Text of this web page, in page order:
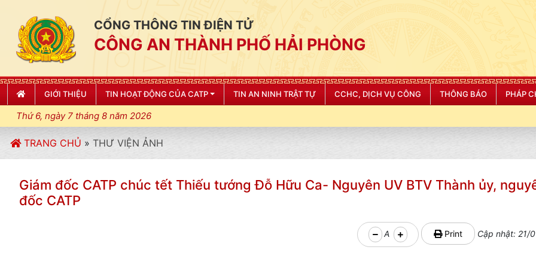
CỔNG THÔNG TIN ĐIỆN TỬ
CÔNG AN THÀNH PHỐ HẢI PHÒNG
GIỚI THIỆU TIN HOẠT ĐỘNG CỦA CATP TIN AN NINH TRẬT TỰ CCHC, DỊCH VỤ CÔNG THÔNG BÁO PHÁP
Thứ 6, ngày 7 tháng 8 năm 2026
TRANG CHỦ » THƯ VIỆN ẢNH
Giám đốc CATP chúc tết Thiếu tướng Đỗ Hữu Ca- Nguyên UV BTV Thành ủy,
đốc CATP
A Print Cập nhật: 21/